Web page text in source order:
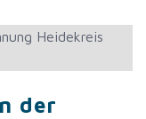
der